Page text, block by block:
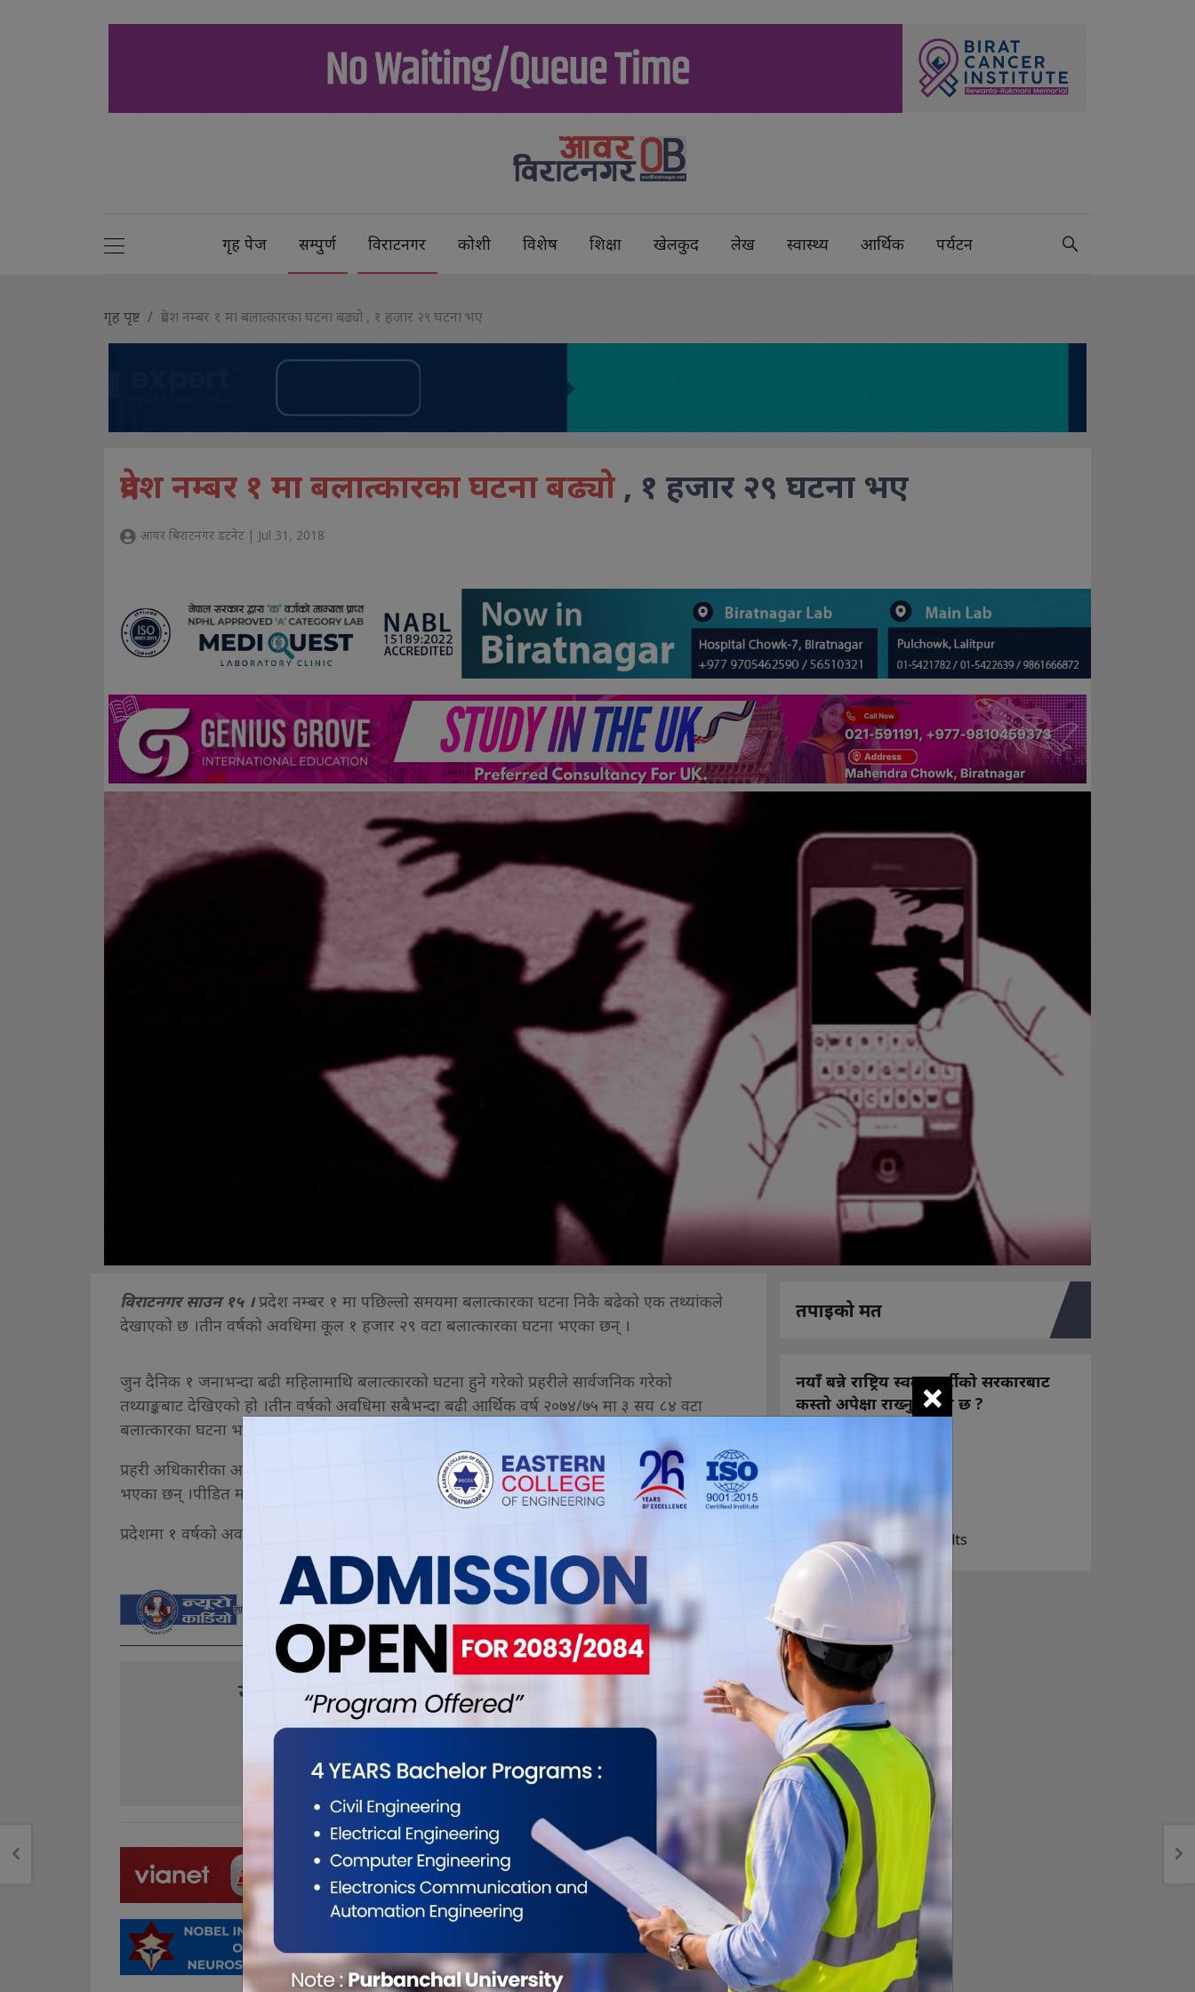
गृह पेज सम्पुर्ण विराटनगर कोशी विशेष शिक्षा खेलकुद लेख स्वास्थ्य आर्थिक पर्यटन
गृह पृष्ट प्रदेश नम्बर १ मा बलात्कारका घटना बढ्यो , १ हजार २९ घटना भए
प्रदेश नम्बर १ मा बलात्कारका घटना बढ्यो , १ हजार २९ घटना भए
आवर बिराटनगर डटनेट | Jul 31, 2018
विराटनगर साउन १५ ।प्रदेश नम्बर १ मा पछिल्लो समयमा बलात्कारका घटना निकै बढेको एक तथ्यांकले
देखाएको छ ।तीन वर्षको अवधिमा कूल १ हजार २९ वटा बलात्कारका घटना भएका छन् ।
जुन दैनिक १ जनाभन्दा बढी महिलामाथि बलात्कारको घटना हुने गरेको प्रहरीले सार्वजनिक गरेको
तथ्याङ्कबाट देखिएको हो ।तीन वर्षको अवधिमा सबैभन्दा बढी आर्थिक वर्ष २०७४/७५ मा ३ सय ८४ वटा
बलात्कारका घटना भएका छन् ।
प्रहरी अधिकारीका अनुसार प्रदेश १ मा ७ बर्षीया बालिकादेखि ६२ वर्षीया महिलामाथि बलात्कारका घटना
भएका छन् ।पीडित मध्ये सबैभन्दा बढी किशोरी छन् । यो संख्या कुल घटनाको एक चौथाई हो ।
प्रदेशमा १ वर्षको अवधिमा जवरजस्ती करणी उद्योगका १ सय ८७ वटा घटना भएका छन् ।
यो खबर पढेर तपाईलाई कस्तो महसुस भयो ?
0 0 0 0 0
तपाइको मत
नयाँ बन्ने राष्ट्रिय स्वतन्त्र पार्टीको सरकारबाट
कस्तो अपेक्षा राख्नुभएको छ ?
View Results
×